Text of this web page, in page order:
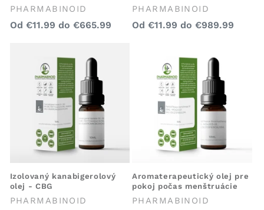
Predajca:
PHARMABINOID
Bežná
Od €11.99 do €665.99
Predajca:
PHARMABINOID
Bežná
Od €11.99 do €989.99
Izolovaný kanabigerolový
olej - CBG
Predajca:
PHARMABINOID
Aromaterapeutický olej pre
pokoj počas menštruácie
Predajca:
PHARMABINOID